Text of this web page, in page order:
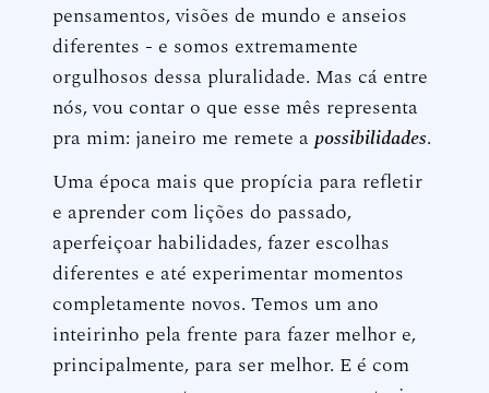
pensamentos, visões de mundo e anseios
diferentes - e somos extremamente
orgulhosos dessa pluralidade. Mas cá entre
nós, vou contar o que esse mês representa
pra mim: janeiro me remete a possibilidades.
Uma época mais que propícia para refletir
e aprender com lições do passado,
aperfeiçoar habilidades, fazer escolhas
diferentes e até experimentar momentos
completamente novos. Temos um ano
inteirinho pela frente para fazer melhor e,
principalmente, para ser melhor. E é com